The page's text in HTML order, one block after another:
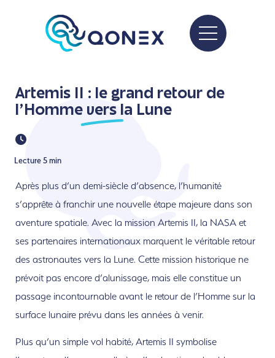
Artemis II : le grand retour de
l'Homme vers la Lune
Lecture 5 min
Après plus d’un demi-siècle d’absence, l’humanité
s’apprête à franchir une nouvelle étape majeure dans son
aventure spatiale. Avec la mission Artemis II, la NASA et
ses partenaires internationaux marquent le véritable retour
des astronautes vers la Lune. Cette mission historique ne
prévoit pas encore d’alunissage, mais elle constitue un
passage incontournable avant le retour de l’Homme sur la
surface lunaire prévu dans les années à venir.
Plus qu’un simple vol habité, Artemis II symbolise